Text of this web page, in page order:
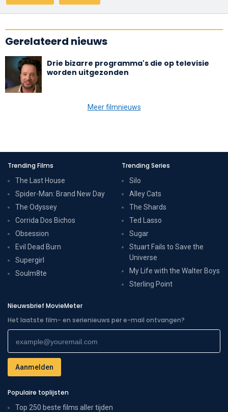
Gerelateerd nieuws
Drie bizarre programma's die op televisie
worden uitgezonden
Meer filmnieuws
Trending Films
The Last House
Spider-Man: Brand New Day
The Odyssey
Corrida Dos Bichos
Obsession
Evil Dead Burn
Supergirl
Soulm8te
Trending Series
Silo
Alley Cats
The Shards
Ted Lasso
Sugar
Stuart Fails to Save the
Universe
My Life with the Walter Boys
Sterling Point
Nieuwsbrief MovieMeter
Het laatste film- en serienieuws per e-mail ontvangen?
Populaire toplijsten
Top 250 beste films aller tijden